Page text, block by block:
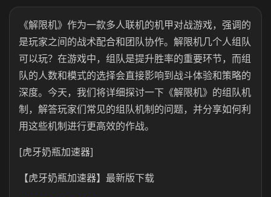
《解限机》作为一款多人联机的机甲对战游戏，强调的
是玩家之间的战术配合和团队协作。解限机几个人组队
可以玩？在游戏中，组队是提升胜率的重要环节，而组
队的人数和模式的选择会直接影响到战斗体验和策略的
深度。今天，我们将详细探讨一下《解限机》的组队机
制，解答玩家们常见的组队机制的问题，并分享如何利
用这些机制进行更高效的作战。
[虎牙奶瓶加速器]
【虎牙奶瓶加速器】最新版下载